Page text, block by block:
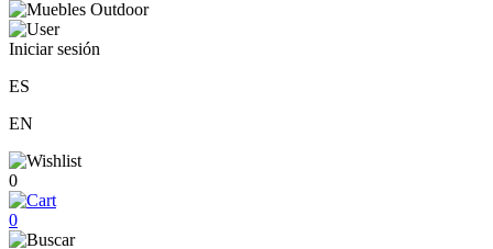
Iniciar sesión
ES
EN
0
0